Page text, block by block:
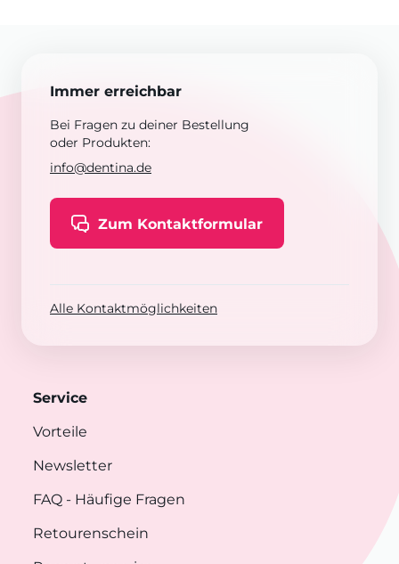
Immer erreichbar
Bei Fragen zu deiner Bestellung
oder Produkten:
info@dentina.de
Zum Kontaktformular
Alle Kontaktmöglichkeiten
Service
Vorteile
Newsletter
FAQ - Häufige Fragen
Retourenschein